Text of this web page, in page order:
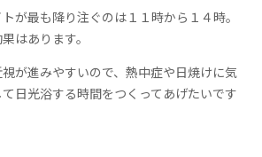
が最も降り注ぐのは１１時から１４時。
はあります。
が進みやすいので、熱中症や日焼けに気
日光浴する時間をつくってあげたいです